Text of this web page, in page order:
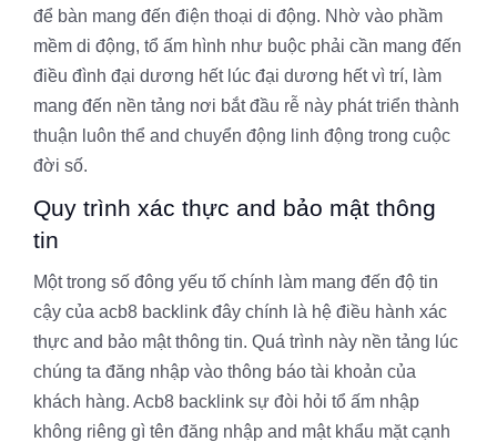
để bàn mang đến điện thoại di động. Nhờ vào phầm
mềm di động, tổ ấm hình như buộc phải cần mang đến
điều đình đại dương hết lúc đại dương hết vì trí, làm
mang đến nền tảng nơi bắt đầu rễ này phát triển thành
thuận luôn thể and chuyển động linh động trong cuộc
đời số.
Quy trình xác thực and bảo mật thông
tin
Một trong số đông yếu tố chính làm mang đến độ tin
cậy của acb8 backlink đây chính là hệ điều hành xác
thực and bảo mật thông tin. Quá trình này nền tảng lúc
chúng ta đăng nhập vào thông báo tài khoản của
khách hàng. Acb8 backlink sự đòi hỏi tổ ấm nhập
không riêng gì tên đăng nhập and mật khẩu mặt cạnh